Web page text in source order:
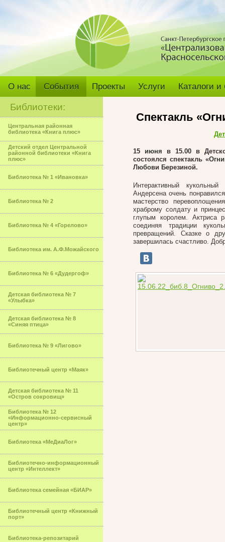
О нас События Проекты Услуги Каталоги
Библиотеки:
Центральная районная
библиотека «Книга плюс»
Детский отдел Центральной
районной библиотеки «Книга
плюс»
Библиотека № 1 «Ивановка»
Библиотека № 2
Библиотека № 4 «Горелово»
Библиотека им. А.Ф.Можайского
Библиотека № 6 «Дудергоф»
Детская библиотека № 7
«Улыбка»
Детская библиотека № 8
«Синяя птица»
Библиотека № 9 «Лигово»
Библиотечный центр «Маяк»
Детская библиотека № 11
«Остров сокровищ»
Библиотека № 12
«Информационно-сервисный
центр»
Библиотека «МеДиаЛог»
Библиотечно-информационный
центр «Интеллект»
Библиотека семейная «БИАР»
Библиотечный центр «Книжный
порт»
Библиотека-репозитарий
Спектакль
15 июня в 15.00 в
состоялся спектакль
Любови Березиной.
Интерактивный
Андерсена очень
мастерство
храброму солдату и
глупым королем. Актриса
соединяя традиции
превращений. Сказке о
завершилась счастливо.